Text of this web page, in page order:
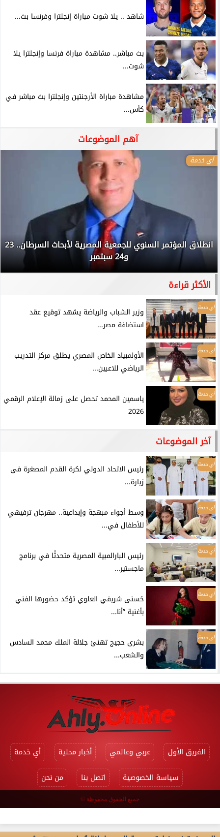
شاهد .. يلا شوت مباراة إنجلترا وفرنسا بث...
بث مباشر.. مشاهدة مباراة فرنسا وإنجلترا يلا
شوت...
مشاهدة مباراة الأرجنتين وإنجلترا بث مباشر في
كأس...
آهم الموضوعات
أي خدمة
انطلاق المؤتمر السنوي للجمعية المصرية لأبحاث السرطان.. 23
و24 سبتمبر
الأكثر قراءة
أي خدمة
وزير الشباب والرياضة يشهد توقيع عقد
استضافة مصر...
أي خدمة
الأولمبياد الخاص المصري يطلق مركز التدريب
الرياضي للاعبين...
أي خدمة
ياسمين المحمد تحصل على زمالة الإعلام الرقمي
2026
آخر الموضوعات
أي خدمة
رئيس الاتحاد الدولي لكرة القدم المصغرة فى
زيارة...
أي خدمة
وسط أجواء مبهجة وإبداعية.. مهرجان ترفيهي
للأطفال في...
أي خدمة
رئيس البارالمبية المصرية متحدثًا في برنامج
ماجستير...
أي خدمة
حُسنى شريفي العلوي تؤكد حضورها الفني
بأغنية ”أنا...
أي خدمة
بشرى حجيج تهنئ جلالة الملك محمد السادس
والشعب...
الفريق الأول عربي وعالمي أخبار محلية
أي خدمة
سياسة الخصوصية
اتصل بنا من نحن
جميع الحقوق محفوظة ©